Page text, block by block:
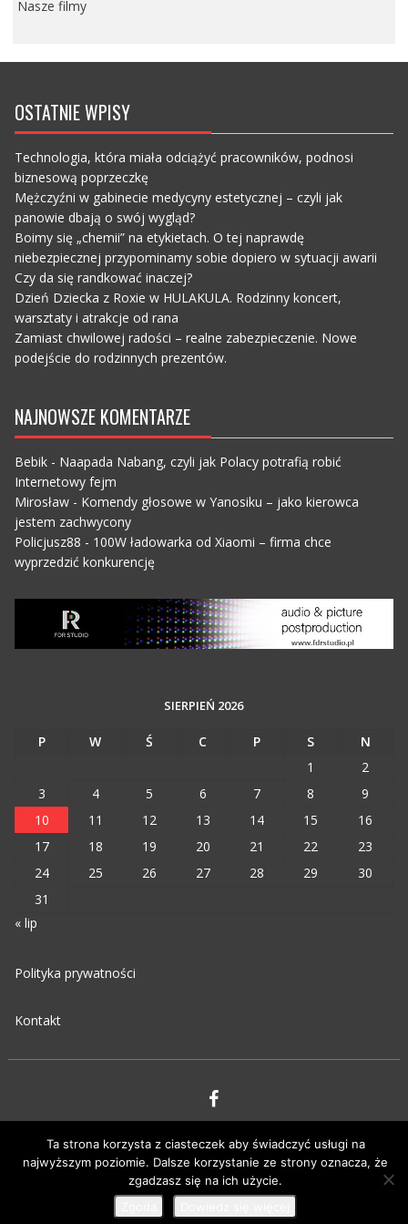
Nasze filmy
OSTATNIE WPISY
Technologia, która miała odciążyć pracowników, podnosi
biznesową poprzeczkę
Mężczyźni w gabinecie medycyny estetycznej – czyli jak
panowie dbają o swój wygląd?
Boimy się „chemii” na etykietach. O tej naprawdę
niebezpiecznej przypominamy sobie dopiero w sytuacji awarii
Czy da się randkować inaczej?
Dzień Dziecka z Roxie w HULAKULA. Rodzinny koncert,
warsztaty i atrakcje od rana
Zamiast chwilowej radości – realne zabezpieczenie. Nowe
podejście do rodzinnych prezentów.
NAJNOWSZE KOMENTARZE
Bebik- Naapada Nabang, czyli jak Polacy potrafią robić
Internetowy fejm
Mirosław- Komendy głosowe w Yanosiku – jako kierowca
jestem zachwycony
Policjusz88 - 100W ładowarka od Xiaomi – firma chce
wyprzedzić konkurencję
SIERPIEŃ 2026
P W Ś C P S
N
1
2
3
4 5 6 7 8
9
10
11 12 13 14 15
16
17
18 19 20 21 22
23
24
25 26 27 28 29
30
31
« lip
Polityka prywatności
Kontakt
Ta strona korzysta z ciasteczek aby świadczyć usługi na
najwyższym poziomie. Dalsze korzystanie ze strony oznacza, że
zgadzasz się na ich użycie.